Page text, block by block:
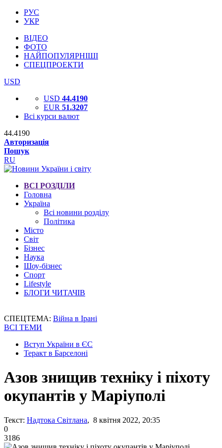
РУС
УКР
ВІДЕО
ФОТО
НАЙПОПУЛЯРНІШІ
СПЕЦПРОЕКТИ
USD
USD 44.4190
EUR 51.3207
Всі курси валют
44.4190
Авторизація
Пошук
RU
ВСІ РОЗДІЛИ
Головна
Україна
Всі новини розділу
Політика
Місто
Світ
Бізнес
Наука
Шоу-бізнес
Спорт
Lifestyle
БЛОГИ ЧИТАЧІВ
СПЕЦТЕМА: Війна в Ірані
ВСІ ТЕМИ
Вступ України в ЄС
Теракт в Барселоні
Азов знищив техніку і піхоту
окупантів у Маріуполі
Текст: Надтока Світлана, 8 квітня 2022, 20:35
0
3186